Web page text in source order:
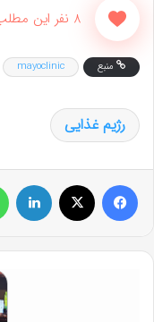
8 نفر این مطلب را پسندیده‌اند
منبع mayoclinic
رژیم غذایی